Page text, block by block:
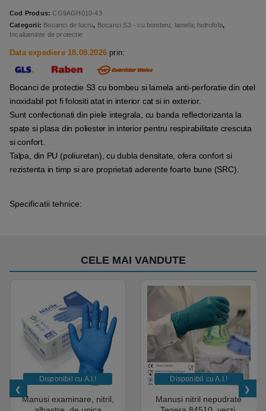
Cod Produs:CG9AGH010-43
Categorii: Bocanci de lucru, Bocanci S3 - cu bombeu; lamela; hidrofobi,
Incaltaminte de protectie
Data expediere 18.08.2026 prin:
Bocanci de protectie S3 cu bombeu si lamela anti-perforatie din otel
inoxidabil pot fi folositi atat in interior cat si in exterior.
Sunt confectionati din piele integrala, cu banda reflectorizanta la
spate si plasa din poliester in interior pentru respirabilitate crescuta
si confort.
Talpa, din PU (poliuretan), cu dubla densitate, ofera confort si
rezistenta in timp si are proprietati aderente foarte bune (SRC).
Specificatii tehnice:
CELE MAI VANDUTE
Disponibil cu A.I.​!
Manusi examinare, nitril,
Disponibil cu A.I.​!
Manusi nitril nepudrate